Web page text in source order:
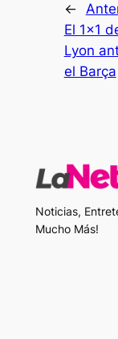
←
El 1×1
Lyon
el Barça
Noticias,
Mucho Más!